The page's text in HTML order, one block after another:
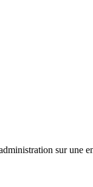
sur une